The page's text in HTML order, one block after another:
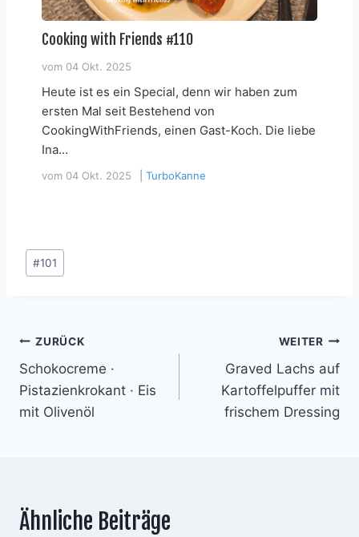
Cooking with Friends #110
vom 04 Okt. 2025
Heute ist es ein Special, denn wir haben zum
ersten Mal seit Bestehend von
CookingWithFriends, einen Gast-Koch. Die liebe
Ina…
vom 04 Okt. 2025 TurboKanne
Schlagworte:
#101
Beitragsnavigation
ZURÜCK
Schokocreme ·
Pistazienkrokant · Eis
mit Olivenöl
WEITER
Graved Lachs auf
Kartoffelpuffer mit
frischem Dressing
Ähnliche Beiträge